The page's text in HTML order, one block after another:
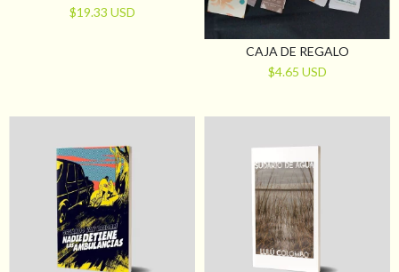
$19.33 USD
CAJA DE REGALO
$4.65 USD